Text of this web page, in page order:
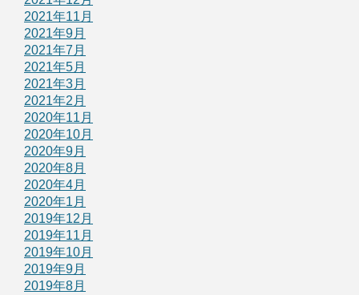
2021年11月
2021年9月
2021年7月
2021年5月
2021年3月
2021年2月
2020年11月
2020年10月
2020年9月
2020年8月
2020年4月
2020年1月
2019年12月
2019年11月
2019年10月
2019年9月
2019年8月